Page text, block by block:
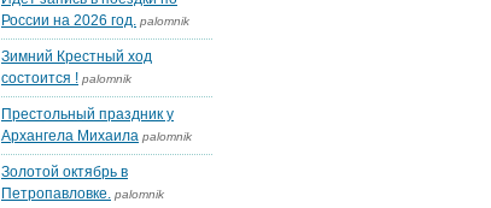
России на 2026 год. palomnik
Зимний Крестный ход
состоится ! palomnik
Престольный праздник у
Архангела Михаила palomnik
Золотой октябрь в
Петропавловке. palomnik